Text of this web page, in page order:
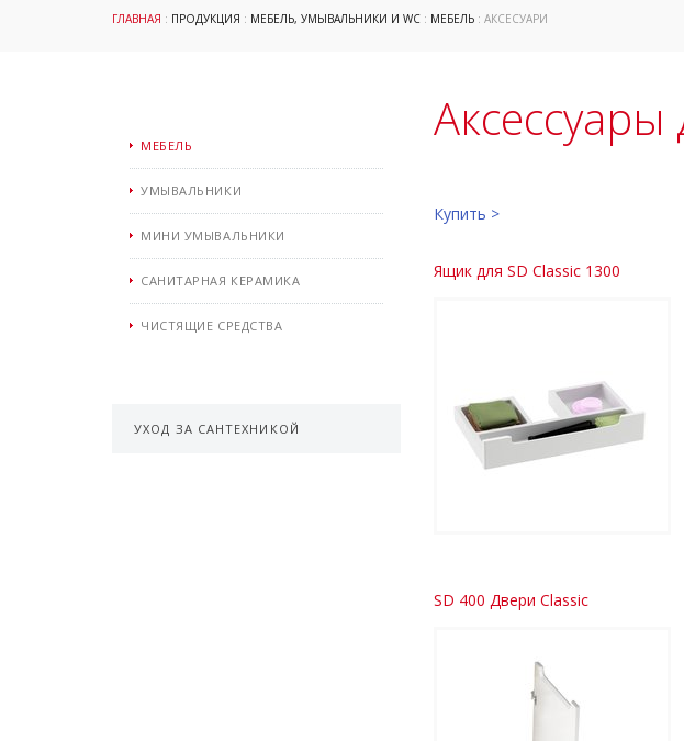
ГЛАВНАЯ : ПРОДУКЦИЯ : МЕБЕЛЬ, УМЫВАЛЬНИКИ И WC : МЕБЕЛЬ : АКСЕСУАРИ
МЕБЕЛЬ
УМЫВАЛЬНИКИ
МИНИ УМЫВАЛЬНИКИ
САНИТАРНАЯ КЕРАМИКА
ЧИСТЯЩИЕ СРЕДСТВА
УХОД ЗА САНТЕХНИКОЙ
Купить >
Ящик для SD Classic 1300
SD 400 Двери Classic